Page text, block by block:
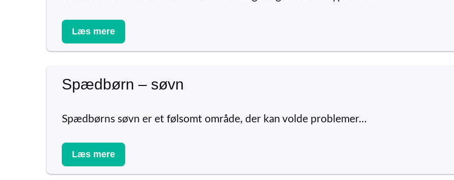
Læs mere
Spædbørn – søvn
Spædbørns søvn er et følsomt område, der kan volde problemer…
Læs mere